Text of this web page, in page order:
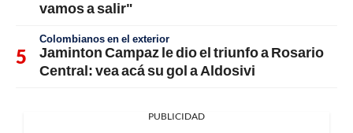
vamos a salir"
Colombianos en el exterior
Jaminton Campaz le dio el triunfo a Rosario
Central: vea acá su gol a Aldosivi
PUBLICIDAD